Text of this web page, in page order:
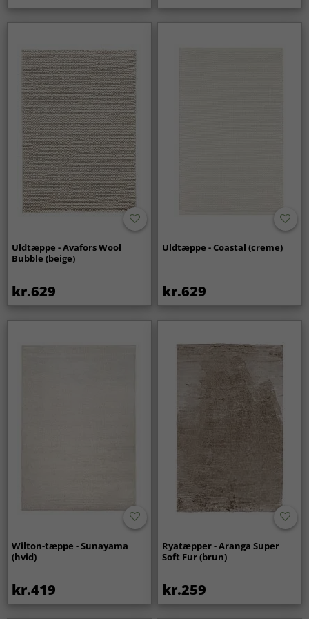
Uldtæppe - Avafors Wool
Bubble (beige)
kr.629
Uldtæppe - Coastal (creme)
kr.629
Wilton-tæppe - Sunayama
(hvid)
kr.419
Ryatæpper - Aranga Super
Soft Fur (brun)
kr.259